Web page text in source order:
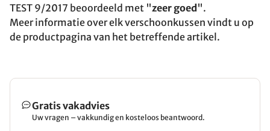
TEST 9/2017 beoordeeld met "zeer goed ".
Meer informatie over elk verschoonkussen vindt u op
de productpagina van het betreffende artikel.
Gratis vakadvies
Uw vragen – vakkundig en kosteloos beantwoord.